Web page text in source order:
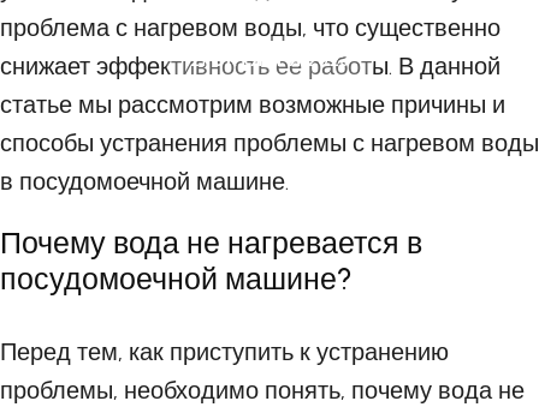
21 ОКТЯБРЯ 2023
проблема с нагревом воды, что существенно
снижает эффективность ее работы. В данной
статье мы рассмотрим возможные причины и
способы устранения проблемы с нагревом воды
в посудомоечной машине.
Почему вода не нагревается в
посудомоечной машине?
Перед тем, как приступить к устранению
проблемы, необходимо понять, почему вода не